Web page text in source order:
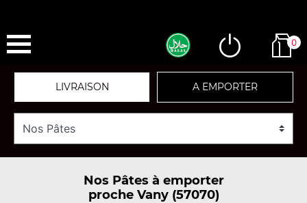
0
LIVRAISON A EMPORTER
Nos Pâtes à emporter
proche Vany (57070)